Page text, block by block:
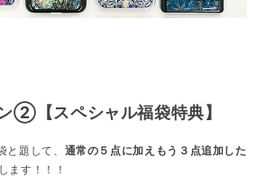
②【スペシャル福袋特典】
題して、 通常の５点に加えもう３点追加した
ます！！！